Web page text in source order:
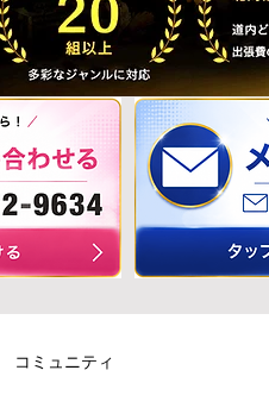
コミュニティ